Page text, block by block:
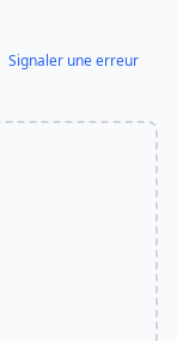
Signaler une erreur